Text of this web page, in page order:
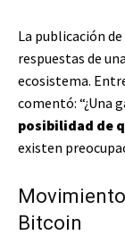
La publicación
respuestas de
ecosistema.
comentó: “¿Una
posibilidad de
existen
Bitcoin